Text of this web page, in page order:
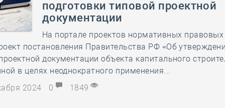
28 мая-
подготовки типовой проектной
документации
На портале проектов нормативных правовых
постановления Правительства РФ «Об
документации объекта капитального
в целях неоднократного применения...
2024
0 1849